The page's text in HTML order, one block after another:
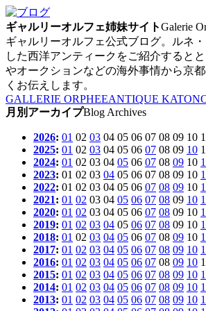
ギャルリーオルフェ姉妹サイトGalerie
ギャルリーオルフェ公式ブログ。ルネ
した西洋アンティークをご紹介すると
やオークションなどの海外事情から京
くお伝えします。
GALLERIE ORPHEEANTIQUE KATO
月別アーカイプBlog Archives
2026: 01 02 03 04 05 06 07 08 09 10
2025: 01 02 03 04 05 06 07 08 09 10
2024: 01 02 03 04 05 06 07 08 09 10
2023: 01 02 03 04 05 06 07 08 09 10
2022: 01 02 03 04 05 06 07 08 09 10
2021: 01 02 03 04 05 06 07 08 09 10
2020: 01 02 03 04 05 06 07 08 09 10
2019: 01 02 03 04 05 06 07 08 09 10
2018: 01 02 03 04 05 06 07 08 09 10
2017: 01 02 03 04 05 06 07 08 09 10
2016: 01 02 03 04 05 06 07 08 09 10
2015: 01 02 03 04 05 06 07 08 09 10
2014: 01 02 03 04 05 06 07 08 09 10
2013: 01 02 03 04 05 06 07 08 09 10